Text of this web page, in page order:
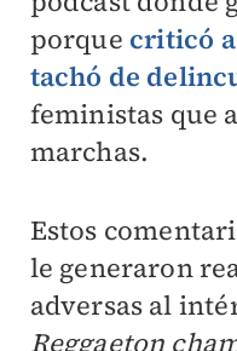
porque criticó
tachó de
feministas que
marchas.
Estos
le generaron
adversas al
Reggaeton